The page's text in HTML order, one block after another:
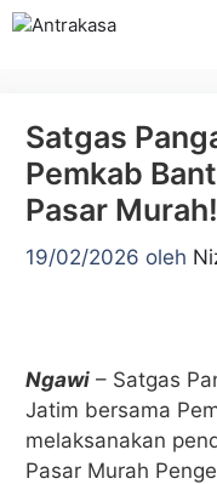
Langsung
Satgas
Pemkab
Pasar Murah!
19/02/2026 oleh
Ngawi – Satgas
Jatim bersama
melaksanakan
Pasar Murah